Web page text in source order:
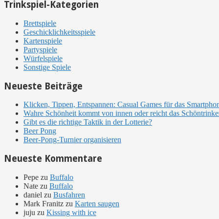
Trinkspiel-Kategorien
Brettspiele
Geschicklichkeitsspiele
Kartenspiele
Partyspiele
Würfelspiele
Sonstige Spiele
Neueste Beiträge
Klicken, Tippen, Entspannen: Casual Games für das
Wahre Schönheit kommt von innen oder reicht das
Gibt es die richtige Taktik in der Lotterie?
Beer Pong
Beer-Pong-Turnier organisieren
Neueste Kommentare
Pepe zu Buffalo
Nate zu Buffalo
daniel zu Busfahren
Mark Franitz zu Karten saugen
juju zu Kissing with ice